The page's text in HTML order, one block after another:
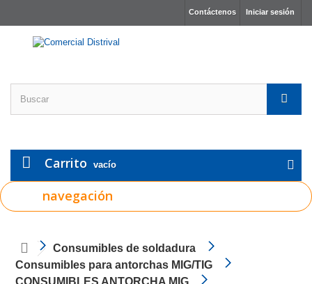
Iniciar sesión
Contáctenos
Carrito vacío
navegación
Consumibles de soldadura
Consumibles para antorchas MIG/TIG
CONSUMIBLES ANTORCHA MIG